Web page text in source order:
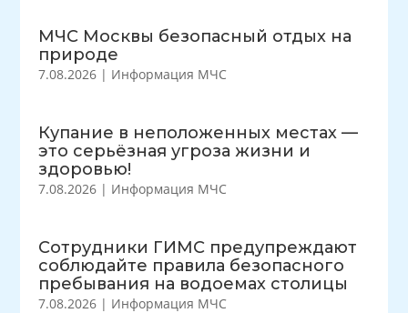
МЧС Москвы безопасный отдых на
природе
7.08.2026 | Информация МЧС
Купание в неположенных местах —
это серьёзная угроза жизни и
здоровью!
7.08.2026 | Информация МЧС
Сотрудники ГИМС предупреждают
соблюдайте правила безопасного
пребывания на водоемах столицы
7.08.2026 | Информация МЧС